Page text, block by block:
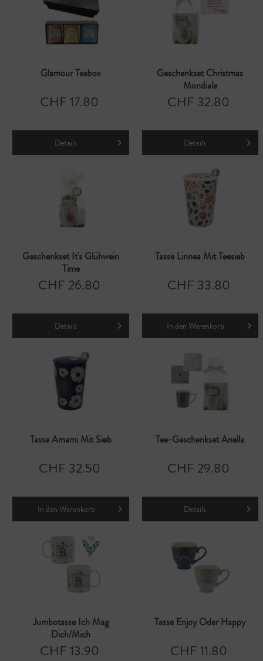
Glamour Teebox
CHF 17.80
Details
Geschenkset Christmas
Mondiale
CHF 32.80
Details
Geschenkset It's Glühwein
Time
CHF 26.80
Details
Tasse Linnea Mit Teesieb
CHF 33.80
In den Warenkorb
Tasse Amami Mit Sieb
CHF 32.50
In den Warenkorb
Tee-Geschenkset Anella
CHF 29.80
Details
Jumbotasse Ich Mag
Dich/mich
CHF 13.90
Tasse Enjoy Oder Happy
CHF 11.80